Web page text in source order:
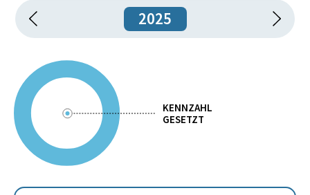
2025
KENNZAHL
GESETZT